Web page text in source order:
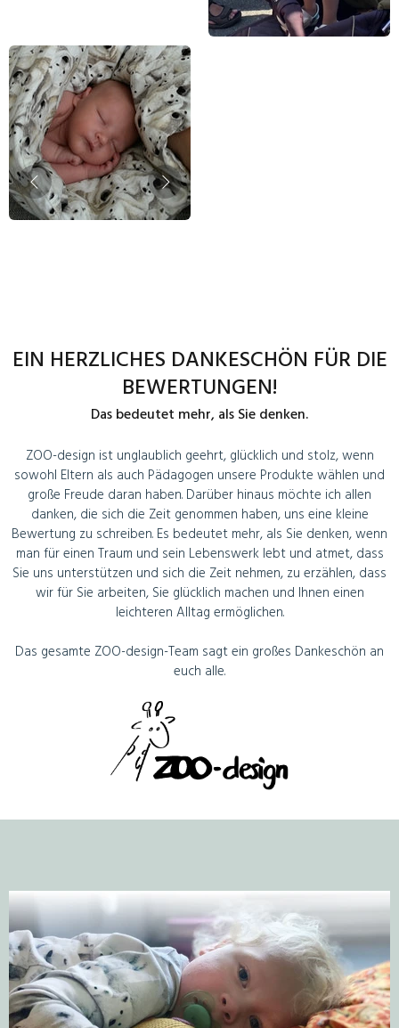
EIN HERZLICHES DANKESCHÖN FÜR DIE
BEWERTUNGEN!
Das bedeutet mehr, als Sie denken.
ZOO-design ist unglaublich geehrt, glücklich und stolz, wenn
sowohl Eltern als auch Pädagogen unsere Produkte wählen und
große Freude daran haben. Darüber hinaus möchte ich allen
danken, die sich die Zeit genommen haben, uns eine kleine
Bewertung zu schreiben. Es bedeutet mehr, als Sie denken, wenn
man für einen Traum und sein Lebenswerk lebt und atmet, dass
Sie uns unterstützen und sich die Zeit nehmen, zu erzählen, dass
wir für Sie arbeiten, Sie glücklich machen und Ihnen einen
leichteren Alltag ermöglichen.
Das gesamte ZOO-design-Team sagt ein großes Dankeschön an
euch alle.